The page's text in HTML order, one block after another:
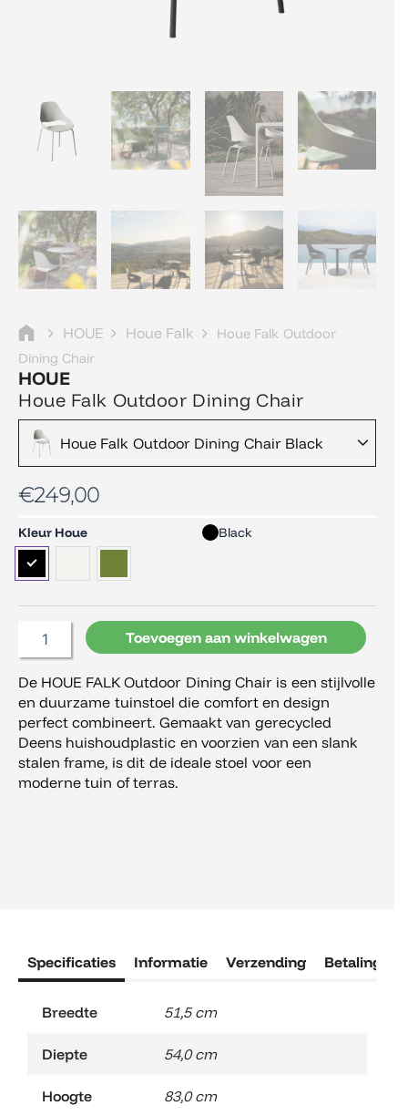
HOUE Houe Falk
Houe Falk Outdoor
Dining Chair
HOUE
Houe Falk Outdoor Dining Chair
Houe Falk Outdoor Dining Chair Black
€249,00
Kleur Houe Black
Houe
Falk
Outdoor
Dining
Chair
Toevoegen aan winkelwagen
De HOUE FALK Outdoor Dining Chair is een stijlvolle
en duurzame tuinstoel die comfort en design
perfect combineert. Gemaakt van gerecycled
Deens huishoudplastic en voorzien van een slank
stalen frame, is dit de ideale stoel voor een
moderne tuin of terras.
Specificaties Informatie Verzending Betaling
Breedte 51,5 cm
Diepte 54,0 cm
Hoogte 83,0 cm